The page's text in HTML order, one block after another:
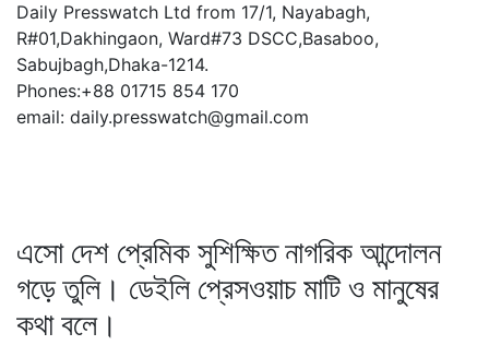
Daily Presswatch Ltd from 17/1, Nayabagh,
R#01,Dakhingaon, Ward#73 DSCC,Basaboo,
Sabujbagh,Dhaka-1214.
Phones:+88 01715 854 170
email: daily.presswatch@gmail.com
এসো দেশ প্রেমিক সুশিক্ষিত নাগরিক আন্দোলন
গড়ে তুলি। ডেইলি প্রেসওয়াচ মাটি ও মানুষের
কথা বলে।